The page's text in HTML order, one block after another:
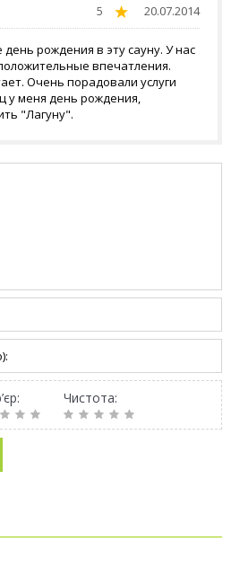
5 20.07.2014
рождения в эту сауну. У нас
впечатления.
Очень порадовали услуги
у меня день рождения,
"Лагуну".
Чистота: